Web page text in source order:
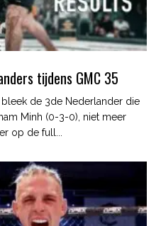
tijdens GMC 35
de 3de Nederlander die
Minh (0-3-0), niet meer
op de full...